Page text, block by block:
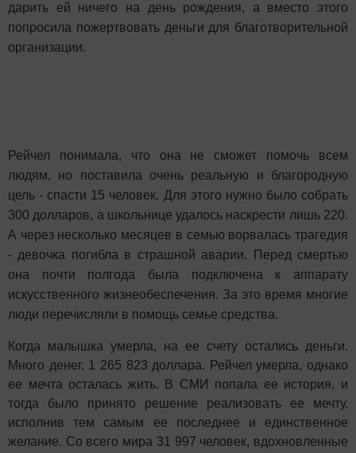
дарить ей ничего на день рождения, а вместо этого
попросила пожертвовать деньги для благотворительной
организации.
Рейчел понимала, что она не сможет помочь всем
людям, но поставила очень реальную и благородную
цель - спасти 15 человек. Для этого нужно было собрать
300 долларов, а школьнице удалось наскрести лишь 220.
А через несколько месяцев в семью ворвалась трагедия
- девочка погибла в страшной аварии. Перед смертью
она почти полгода была подключена к аппарату
искусственного жизнеобеспечения. За это время многие
люди перечисляли в помощь семье средства.
Когда малышка умерла, на ее счету остались деньги.
Много денег. 1 265 823 доллара. Рейчел умерла, однако
ее мечта осталась жить. В СМИ попала ее история, и
тогда было принято решение реализовать ее мечту,
исполнив тем самым ее последнее и единственное
желание. Со всего мира 31 997 человек, вдохновленные